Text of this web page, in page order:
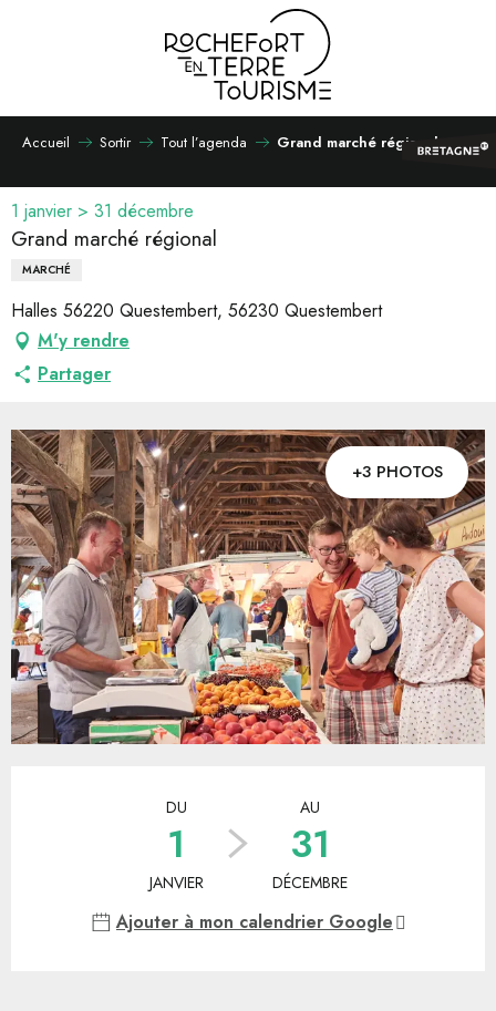
Accueil Sortir Tout l’agenda Grand marché régional
1 janvier > 31 décembre
Grand marché régional
MARCHÉ
Halles 56220 Questembert, 56230 Questembert
M'y rendre
Partager
+3 PHOTOS
DU
1
JANVIER
AU
31
DÉCEMBRE
Ajouter à mon calendrier Google